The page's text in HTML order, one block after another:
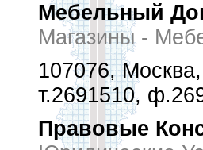
Мебельный
Магазины -
107076,
т.2691510,
Правовые